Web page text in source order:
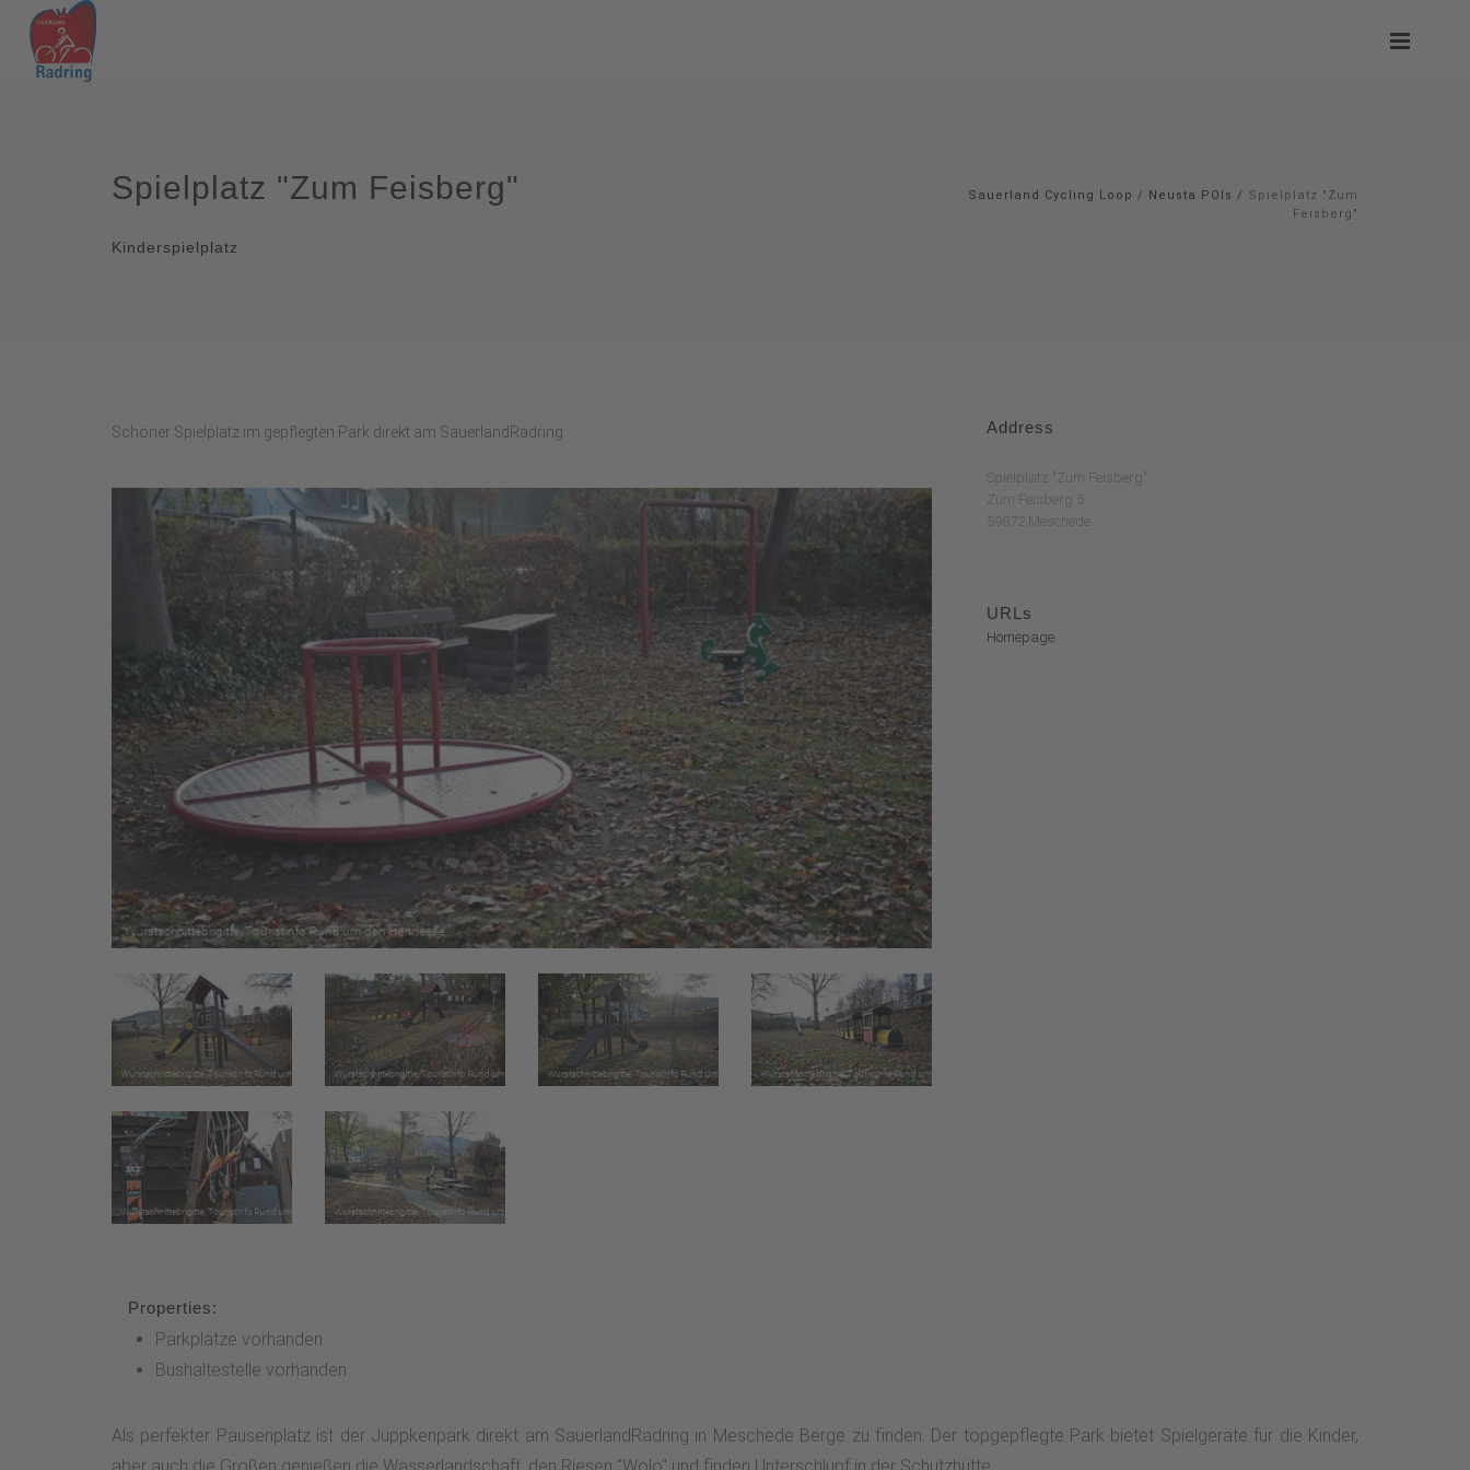
Spielplatz "Zum Feisberg"
Kinderspielplatz
Sauerland Cycling Loop / Neusta POIs / Spielplatz "Zum
Feisberg"
Schöner Spielplatz im gepflegten Park direkt am SauerlandRadring. Address
Spielplatz "Zum Feisberg"
Zum Feisberg 5
59872 Meschede
URLs
Homepage
Properties:
Parkplätze vorhanden
Bushaltestelle vorhanden
Als perfekter Pausenplatz ist der Jüppkenpark direkt am SauerlandRadring in Meschede Berge zu finden. Der topgepflegte Park bietet Spielgeräte für die Kinder,